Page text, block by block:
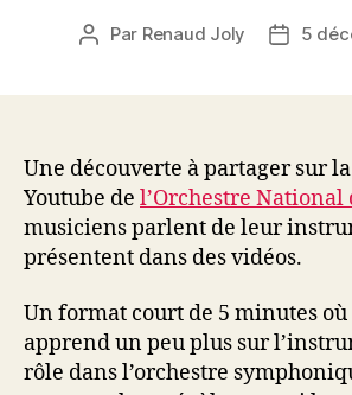
Auteur
Par Renaud Joly
Date
5
Une découverte à partager sur
Youtube de l’Orchestre
musiciens parlent de leur
présentent dans des vidéos.
Un format court de 5 minutes où
apprend un peu plus sur
rôle dans l’orchestre